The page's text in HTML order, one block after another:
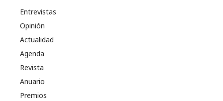
Entrevistas
Opinión
Actualidad
Agenda
Revista
Anuario
Premios